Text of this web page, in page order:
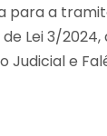
para a
Lei 3/
Judicial e